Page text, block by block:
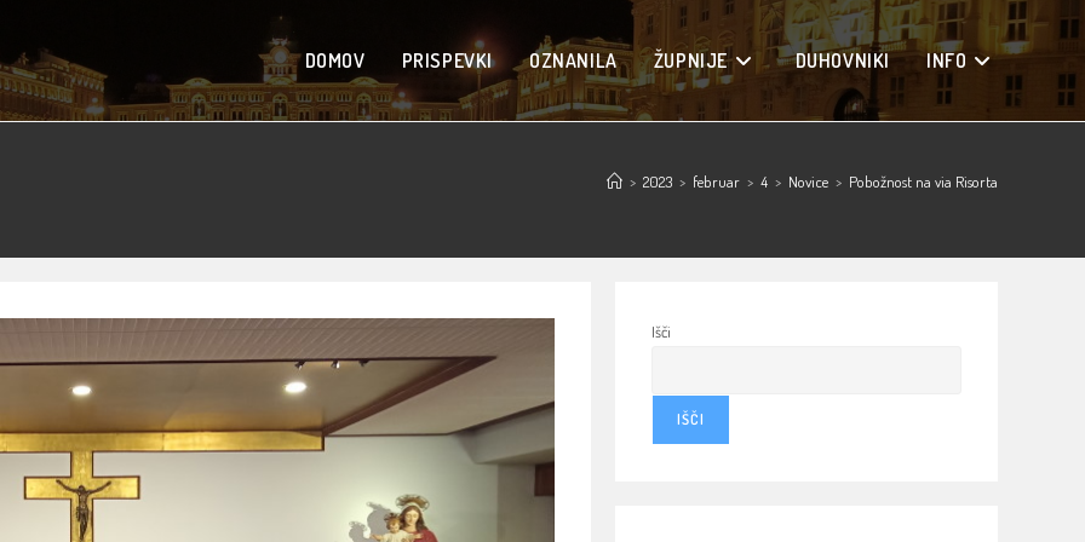
DOMOV PRISPEVKI OZNANILA ŽUPNIJE DUHOVNIKI INFO
> 2023 > februar > 4 > Novice > Pobožnost na via Risorta
Išči
IŠČI